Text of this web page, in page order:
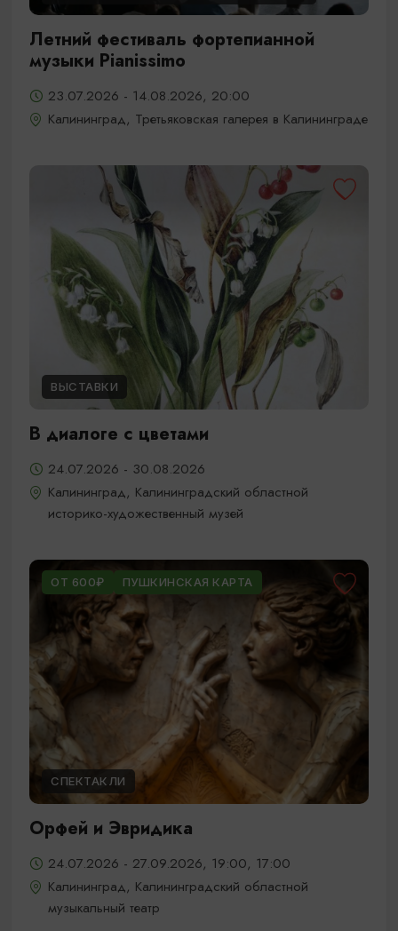
Летний фестиваль фортепианной
музыки Pianissimo
23.07.2026 - 14.08.2026, 20:00
Калининград, Третьяковская галерея в Калининграде
ВЫСТАВКИ
В диалоге с цветами
24.07.2026 - 30.08.2026
Калининград, Калининградский областной
историко-художественный музей
ОТ 600₽ ПУШКИНСКАЯ КАРТА
СПЕКТАКЛИ
Орфей и Эвридика
24.07.2026 - 27.09.2026, 19:00, 17:00
Калининград, Калининградский областной
музыкальный театр